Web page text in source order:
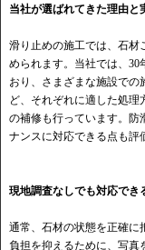
当社が選ばれてきた理由と
滑り止めの施工では、石材
められます。当社では、30
おり、さまざまな施設での
ど、それぞれに適した処
の補修も行っています。防
ナンスに対応できる点も評
現地調査なしでも対応でき
通常、石材の状態を正確に
負担を抑えるために、写